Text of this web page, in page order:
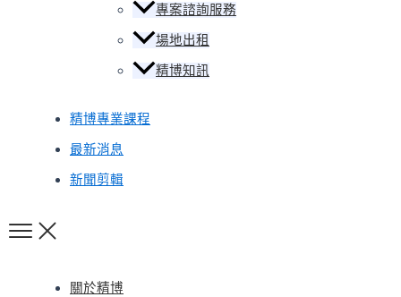
專案諮詢服務
場地出租
精博知訊
精博專業課程
最新消息
新聞剪輯
關於精博